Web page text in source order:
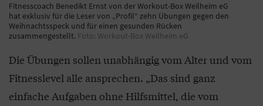
Fitnesscoach Benedikt Ernst von der Workout-Box Weilheim eG
hat exklusiv für die Leser von „Profil“ zehn Übungen gegen den
Weihnachtsspeck und für einen gesunden Rücken
zusammengestellt. Foto: Workout-Box Weilheim eG
Die Übungen sollen unabhängig vom Alter und vom
Fitnesslevel alle ansprechen. „Das sind ganz
einfache Aufgaben ohne Hilfsmittel, die vom